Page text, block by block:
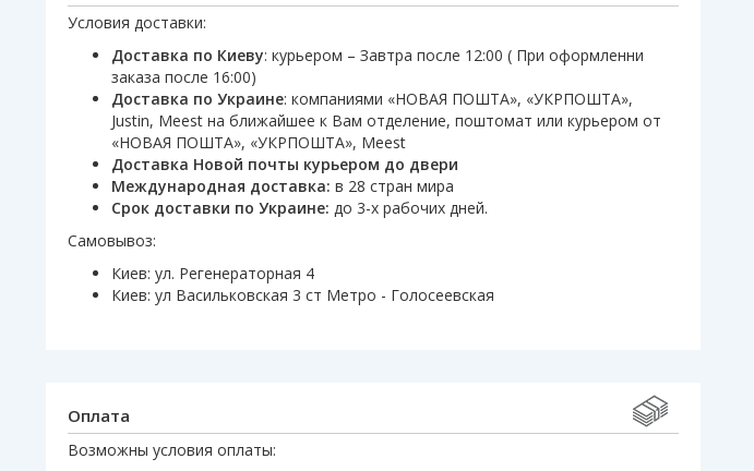
Условия доставки:
Доставка по Киеву: курьером – Завтра после 12:00 ( При оформленни
заказа после 16:00)
Доставка по Украине: компаниями «НОВАЯ ПОШТА», «УКРПОШТА»,
Justin, Meest на ближайшее к Вам отделение, поштомат или курьером от
«НОВАЯ ПОШТА», «УКРПОШТА», Meest
Доставка Новой почты курьером до двери
Международная доставка: в 28 стран мира
Срок доставки по Украине: до 3-х рабочих дней.
Самовывоз:
Киев: ул. Регенераторная 4
Киев: ул Васильковская 3 ст Метро - Голосеевская
Оплата
Возможны условия оплаты: